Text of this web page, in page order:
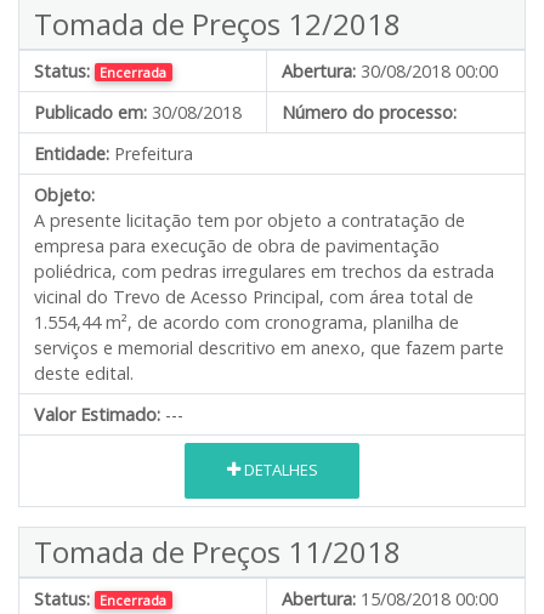
Tomada de Preços 12/2018
Status: Encerrada Abertura: 30/08/2018 00:00
Publicado em: 30/08/2018
Número do processo:
Entidade: Prefeitura
Objeto:
A presente licitação tem por objeto a contratação de
empresa para execução de obra de pavimentação
poliédrica, com pedras irregulares em trechos da estrada
vicinal do Trevo de Acesso Principal, com área total de
1.554,44 m², de acordo com cronograma, planilha de
serviços e memorial descritivo em anexo, que fazem parte
deste edital.
Valor Estimado: ---
DETALHES
Tomada de Preços 11/2018
Status: Encerrada Abertura: 15/08/2018 00:00